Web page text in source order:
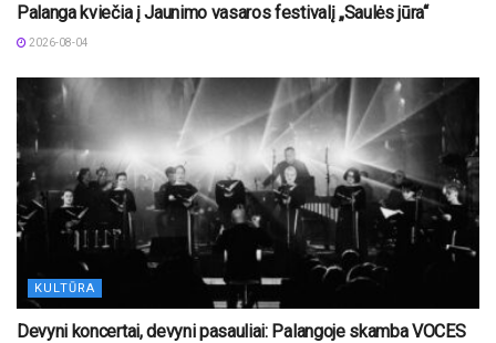
Palanga kviečia į Jaunimo vasaros festivalį „Saulės jūra“
2026-08-04
KULTŪRA
Devyni koncertai, devyni pasauliai: Palangoje skamba VOCES